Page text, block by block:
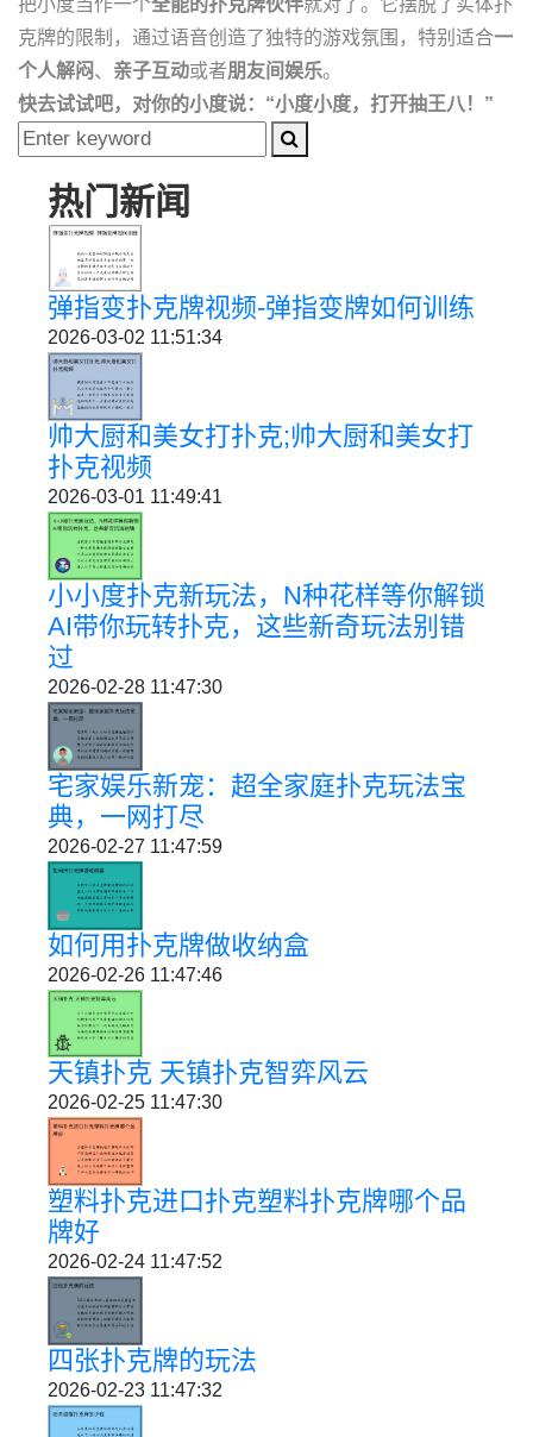
把小度当作一个全能的扑克牌伙伴就对了。它摆脱了实体扑
克牌的限制，通过语音创造了独特的游戏氛围，特别适合一
个人解闷、 亲子互动或者朋友间娱乐。
快去试试吧，对你的小度说：“小度小度，打开抽王八！”
热门新闻
弹指变扑克牌视频-弹指变牌如何训练
2026-03-02 11:51:34
帅大厨和美女打扑克;帅大厨和美女打
扑克视频
2026-03-01 11:49:41
小小度扑克新玩法，N种花样等你解锁
AI带你玩转扑克，这些新奇玩法别错
过
2026-02-28 11:47:30
宅家娱乐新宠：超全家庭扑克玩法宝
典，一网打尽
2026-02-27 11:47:59
如何用扑克牌做收纳盒
2026-02-26 11:47:46
天镇扑克 天镇扑克智弈风云
2026-02-25 11:47:30
塑料扑克进口扑克塑料扑克牌哪个品
牌好
2026-02-24 11:47:52
四张扑克牌的玩法
2026-02-23 11:47:32